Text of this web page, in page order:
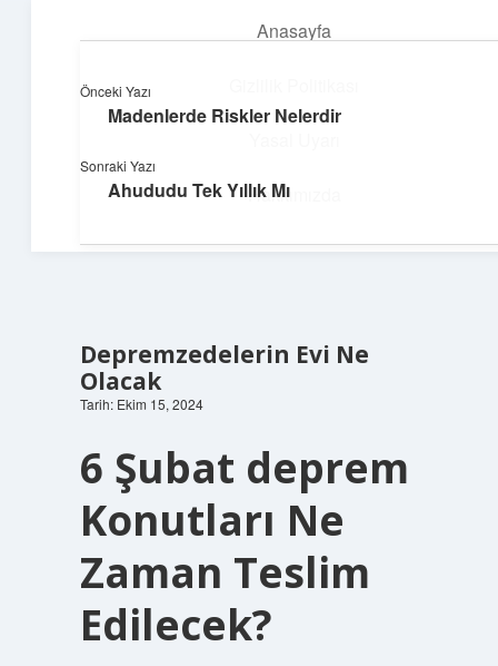
Anasayfa
Hakkımızda
Dijital dünyada huzurlu bir yolculuk!
Depremzedelerin Evi Ne
Olacak
Tarih: Ekim 15, 2024
6 Şubat deprem
Konutları Ne
Zaman Teslim
Edilecek?
Önceki Yazı
Madenlerde Riskler Nelerdir
Sonraki Yazı
Ahududu Tek Yıllık Mı